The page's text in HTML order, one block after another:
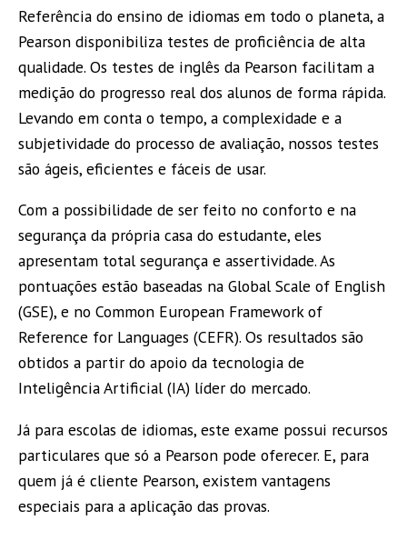
Referência do ensino de idiomas em todo o planeta, a
Pearson disponibiliza testes de proficiência de alta
qualidade. Os testes de inglês da Pearson facilitam a
medição do progresso real dos alunos de forma rápida.
Levando em conta o tempo, a complexidade e a
subjetividade do processo de avaliação, nossos testes
são ágeis, eficientes e fáceis de usar.
Com a possibilidade de ser feito no conforto e na
segurança da própria casa do estudante, eles
apresentam total segurança e assertividade. As
pontuações estão baseadas na Global Scale of English
(GSE), e no Common European Framework of
Reference for Languages (CEFR). Os resultados são
obtidos a partir do apoio da tecnologia de
Inteligência Artificial (IA) líder do mercado.
Já para escolas de idiomas, este exame possui recursos
particulares que só a Pearson pode oferecer. E, para
quem já é cliente Pearson, existem vantagens
especiais para a aplicação das provas.